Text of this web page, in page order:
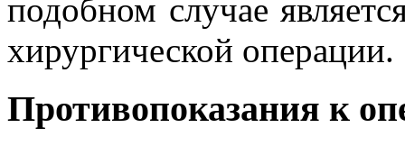
подобном случае
хирургической операции.
Противопоказания к